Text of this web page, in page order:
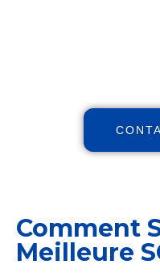
Comment
Meilleure